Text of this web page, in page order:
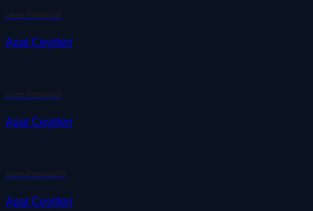
Agat Çeşitleri
Lemn Pietrificat9
Agat Çeşitleri
Lemn Pietrificat10
Agat Çeşitleri